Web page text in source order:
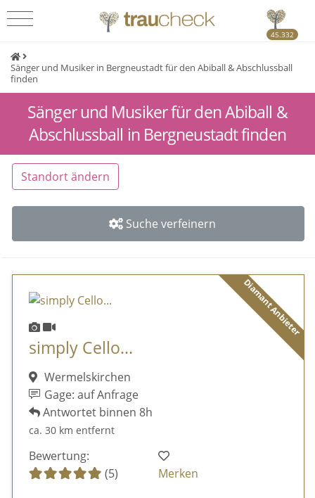
45.332
Sänger und Musiker in Bergneustadt für den Abiball & Abschlussball
finden
Sänger und Musiker für den Abiball &
Abschlussball in Bergneustadt finden
Standort ändern
Suche verfeinern
Diamant Anbieter
simply Cello...
Wermelskirchen
Gage: auf Anfrage
Antwortet binnen 8h
ca. 30 km entfernt
Bewertung:
(5)
Merken